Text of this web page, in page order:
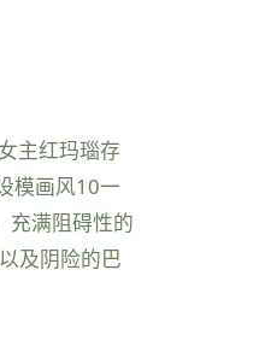
主红玛瑙存
模画风10一
充满阻碍性的
及阴险的巴